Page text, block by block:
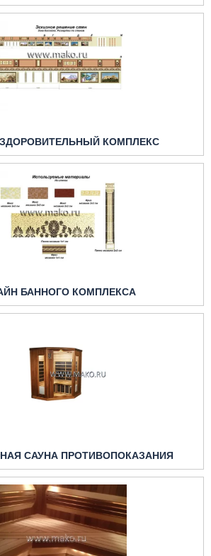
КОМПЛЕКС
БАННОГО КОМПЛЕКСА
САУНА ПРОТИВОПОКАЗАНИЯ